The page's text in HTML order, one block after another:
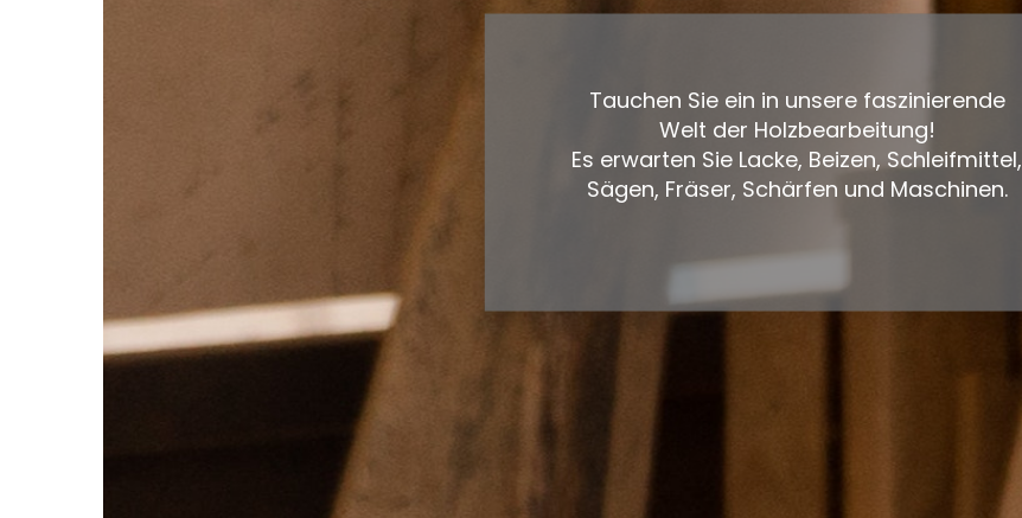
Tauchen Sie ein in unsere faszinierende
Welt der Holzbearbeitung!
Es erwarten Sie Lacke, Beizen, Schleifmittel,
Sägen, Fräser, Schärfen und Maschinen.